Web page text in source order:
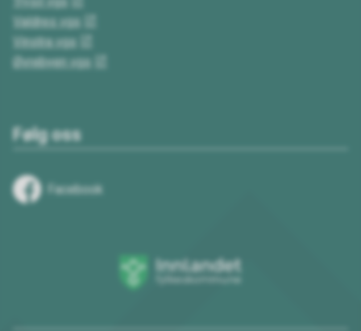
Valdres vgs
Vinstra vgs
Øvrebyen vgs
Følg oss
Facebook
Innlandet
fylkeskommune